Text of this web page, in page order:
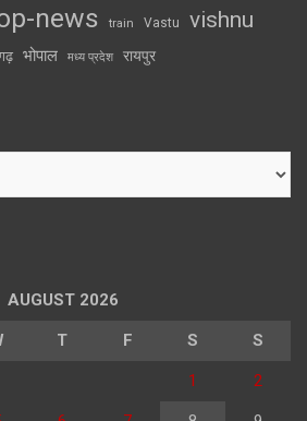
news train Vastu vishnu
भोपाल मध्य प्रदेश रायपुर
AUGUST 2026
T F S S
1 2